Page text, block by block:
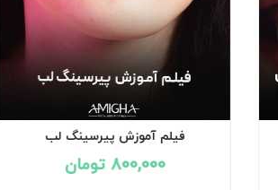
فیلم آموزش پیرسینگ لب
800,000 تومان